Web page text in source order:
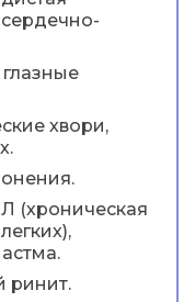
хвори,
(хроническая
ринит.